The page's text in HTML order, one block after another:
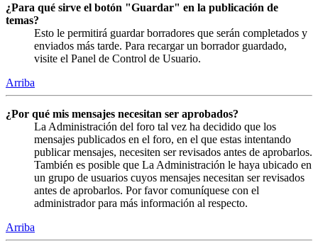
¿Para qué sirve el botón "Guardar" en la publicación de
temas?
Esto le permitirá guardar borradores que serán completados y
enviados más tarde. Para recargar un borrador guardado,
visite el Panel de Control de Usuario.
Arriba
¿Por qué mis mensajes necesitan ser aprobados?
La Administración del foro tal vez ha decidido que los
mensajes publicados en el foro, en el que estas intentando
publicar mensajes, necesiten ser revisados antes de aprobarlos.
También es posible que La Administración le haya ubicado en
un grupo de usuarios cuyos mensajes necesitan ser revisados
antes de aprobarlos. Por favor comuníquese con el
administrador para más información al respecto.
Arriba